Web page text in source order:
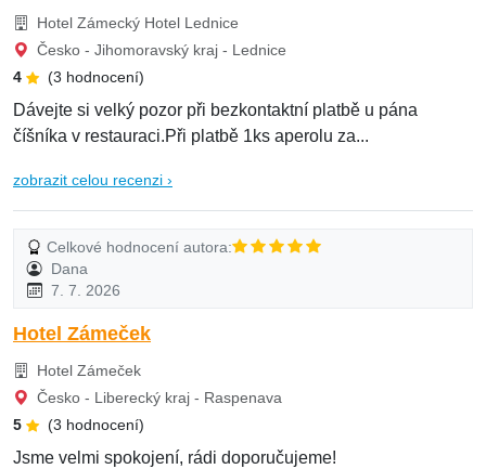
Hotel Zámecký Hotel Lednice
Česko - Jihomoravský kraj - Lednice
4
(3 hodnocení)
Dávejte si velký pozor při bezkontaktní platbě u pána
číšníka v restauraci.Při platbě 1ks aperolu za...
zobrazit celou recenzi ›
Celkové hodnocení autora:
Dana
7. 7. 2026
Hotel Zámeček
Hotel Zámeček
Česko - Liberecký kraj - Raspenava
5
(3 hodnocení)
Jsme velmi spokojení, rádi doporučujeme!